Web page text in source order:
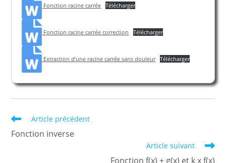
Fonction racine carrée Télécharger
Fonction racine carrée correction Télécharger
Extraction d’une racine carrée sans douleur Télécharger
Read
articles
Article précédent
Fonction inverse
Article suivant
Fonction f(x) + g(x) et k x f(x)